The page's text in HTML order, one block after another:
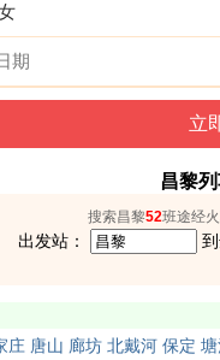
昌黎
搜索昌黎52班途经
出发站：
庄 唐山 廊坊 北戴河 保定